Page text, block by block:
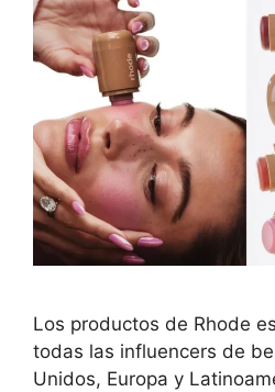
Los productos de Rhode
todas las influencers de
Unidos, Europa y